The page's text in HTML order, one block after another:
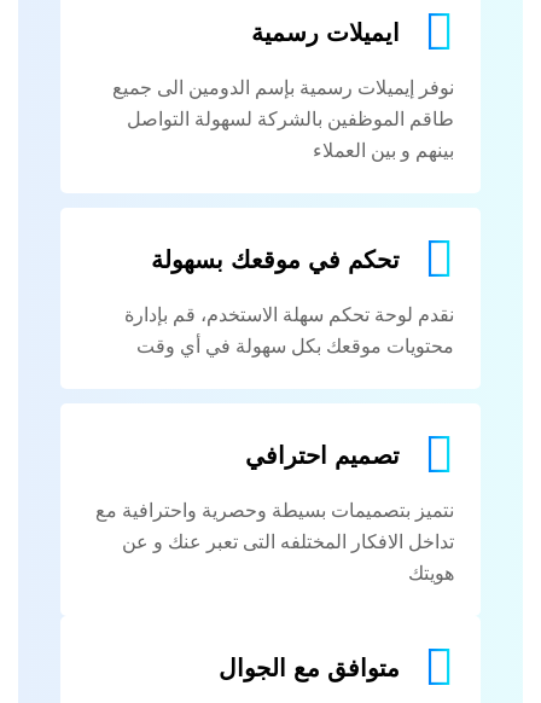
ايميلات رسمية
نوفر إيميلات رسمية بإسم الدومين الى جميع
طاقم الموظفين بالشركة لسهولة التواصل
بينهم و بين العملاء
تحكم في موقعك بسهولة
نقدم لوحة تحكم سهلة الاستخدم، قم بإدارة
محتويات موقعك بكل سهولة في أي وقت
تصميم احترافي
نتميز بتصميمات بسيطة وحصرية واحترافية مع
تداخل الافكار المختلفه التى تعبر عنك و عن
هويتك
متوافق مع الجوال